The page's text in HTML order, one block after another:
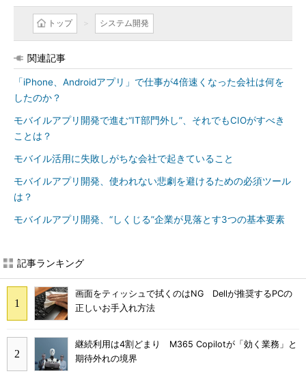
トップ システム開発
関連記事
「iPhone、Androidアプリ」で仕事が4倍速くなった会社は何を
したのか？
モバイルアプリ開発で進む“IT部門外し”、それでもCIOがすべき
ことは？
モバイル活用に失敗しがちな会社で起きていること
モバイルアプリ開発、使われない悲劇を避けるための必須ツール
は？
モバイルアプリ開発、“しくじる”企業が見落とす3つの基本要素
記事ランキング
画面をティッシュで拭くのはNG Dellが推奨するPCの
正しいお手入れ方法
継続利用は4割どまり M365 Copilotが「効く業務」と
期待外れの境界